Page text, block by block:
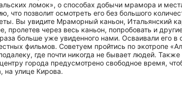
ломок», о способах добычи мрамора и
позволит осмотреть его без большого
Вы увидите Мраморный каньон, Итальянский
пролетев через весь каньон, попробовать и
больше уже увиденного нами. Осваивали его в
фильмов. Советуем пройтись по экотропе
где почти никогда не бывает людей. Также
города предусмотрено свободное время,
на улице Кирова.